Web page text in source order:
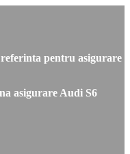
pentru asigurare
asigurare Audi S6